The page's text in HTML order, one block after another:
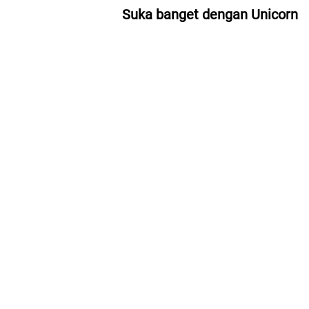
Suka banget dengan Unicorn